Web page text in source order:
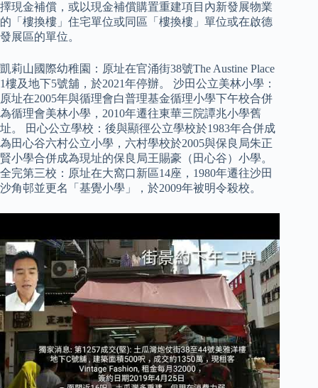
擇現金補償，或以現金補償購置重建項目內新發展物業
的「樓換樓」住宅單位或同區「樓換樓」單位或在啟德
發展區的單位。
凱莉山國際幼稚園：原址在官涌街38號The Austine Place
1樓及地下5號舖，於2021年停辦。 沙田公立美林小學：
原址在2005年與循理會白普理基金循理小學下午校合併
為循理會美林小學，2010年遷往東華三院譚兆小學舊
址。 田心公立學校：後與顯徑公立學校於1983年合併成
為田心谷六村公立小學，六村學校於2005與保良局朱正
賢小學合併成為現址的保良局王賜豪（田心谷）小學。
全完第三校：原址在大窩口新區14座，1980年遷往沙田
沙角邨並更名「基覺小學」，於2009年被明令殺校。